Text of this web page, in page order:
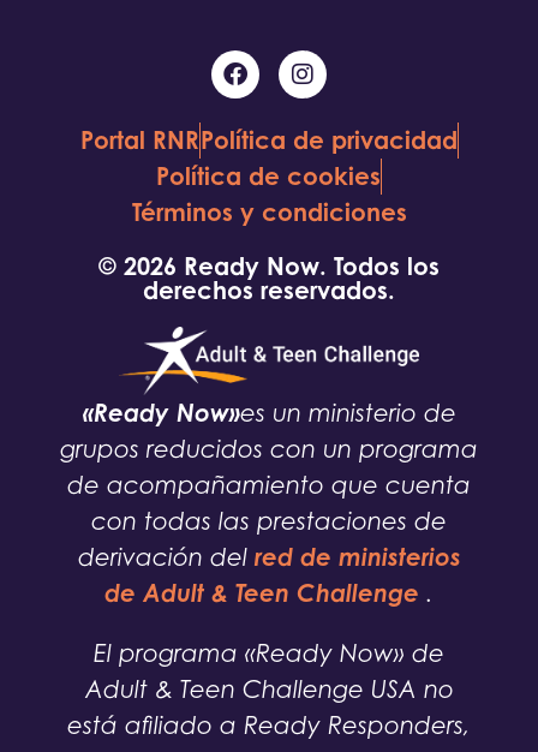
Portal RNRPolítica de privacidad
Política de cookies
Términos y condiciones
© 2026 Ready Now. Todos los
derechos reservados.
«Ready Now»es un ministerio de
grupos reducidos con un programa
de acompañamiento que cuenta
con todas las prestaciones de
derivación del red de ministerios
de Adult & Teen Challenge .
El programa «Ready Now» de
Adult & Teen Challenge USA no
está afiliado a Ready Responders,